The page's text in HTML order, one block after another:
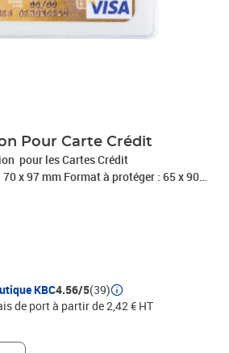
Pour Carte Crédit
pour les Cartes Crédit
à protéger : 65 x 90
KBC4.56/5(39)
de port à partir de 2,42 € HT